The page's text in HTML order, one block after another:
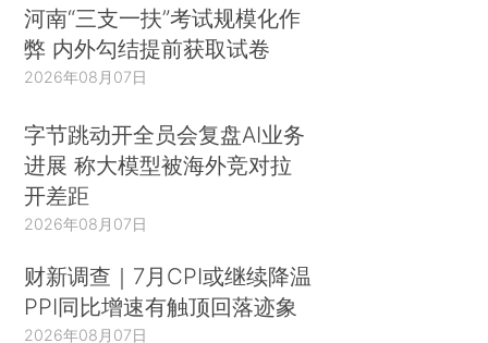
河南“三支一扶”考试规模化作
弊 内外勾结提前获取试卷
2026年08月07日
字节跳动开全员会复盘AI业务
进展 称大模型被海外竞对拉
开差距
2026年08月07日
财新调查｜7月CPI或继续降温
PPI同比增速有触顶回落迹象
2026年08月07日